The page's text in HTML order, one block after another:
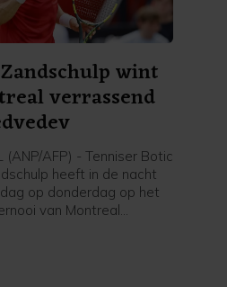
wint
verrassend
(ANP/AFP) - Tenniser Botic
heeft in de nacht
op donderdag op het
van Montreal